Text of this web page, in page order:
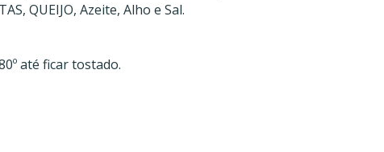
QUEIJO, Azeite, Alho e Sal.
até ficar tostado.